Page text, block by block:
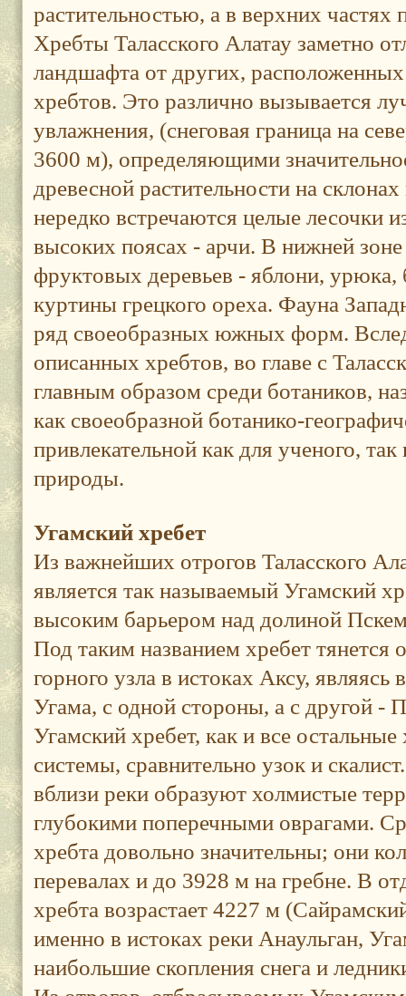
растительностью, а в верхних
Хребты Таласского Алатау заметно
ландшафта от других,
хребтов. Это различно вызывается
увлажнения, (снеговая граница на
3600 м), определяющими
древесной растительности на
нередко встречаются целые лесочки
высоких поясах - арчи. В нижней
фруктовых деревьев - яблони,
куртины грецкого ореха. Фауна
ряд своеобразных южных форм.
описанных хребтов, во главе с
главным образом среди ботаников,
как своеобразной ботанико-
привлекательной как для ученого,
природы.
Угамский хребет
Из важнейших отрогов Таласского
является так называемый Угамский
высоким барьером над долиной
Под таким названием хребет тянется
горного узла в истоках Аксу,
Угама, с одной стороны, а с другой -
Угамский хребет, как и все
системы, сравнительно узок и
вблизи реки образуют холмистые
глубокими поперечными оврагами.
хребта довольно значительны; они
перевалах и до 3928 м на гребне. В
хребта возрастает 4227 м
именно в истоках реки Анаульган,
наибольшие скопления снега и